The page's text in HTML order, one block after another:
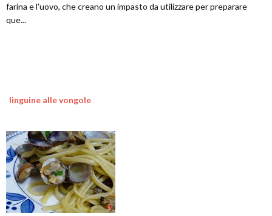
farina e l'uovo, che creano un impasto da utilizzare per preparare
que...
linguine alle vongole